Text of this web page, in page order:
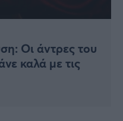
Οι άντρες του
καλά με τις